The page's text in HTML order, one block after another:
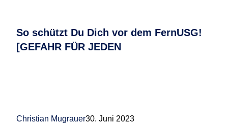
So schützt Du Dich vor dem FernUSG!
[GEFAHR FÜR JEDEN
Christian Mugrauer30. Juni 2023